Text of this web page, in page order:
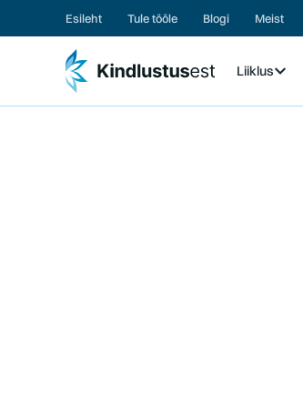
Esileht Tule tööle Blogi Meist
Liiklus